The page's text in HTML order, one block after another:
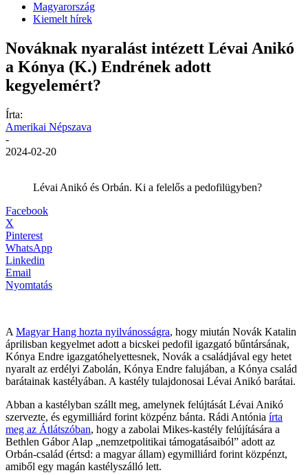
Magyarország
Kiemelt hírek
Nováknak nyaralást intézett Lévai Anikó
a Kónya (K.) Endrének adott
kegyelemért?
Írta:
Amerikai Népszava
-
2024-02-20
Lévai Anikó és Orbán. Ki a felelős a pedofilügyben?
Facebook
X
Pinterest
WhatsApp
Linkedin
Email
Nyomtatás
A Magyar Hang hozta nyilvánosságra, hogy miután Novák Katalin
áprilisban kegyelmet adott a bicskei pedofil igazgató bűntársának,
Kónya Endre igazgatóhelyettesnek, Novák a családjával egy hetet
nyaralt az erdélyi Zabolán, Kónya Endre falujában, a Kónya család
barátainak kastélyában. A kastély tulajdonosai Lévai Anikó barátai.
Abban a kastélyban szállt meg, amelynek felújtását Lévai Anikó
szervezte, és egymilliárd forint közpénz bánta. Rádi Antónia írta
meg az Átlátszóban, hogy a zabolai Mikes-kastély felújítására a
Bethlen Gábor Alap „nemzetpolitikai támogatásaiból” adott az
Orbán-család (értsd: a magyar állam) egymilliárd forint közpénzt,
amiből egy magán kastélyszálló lett.